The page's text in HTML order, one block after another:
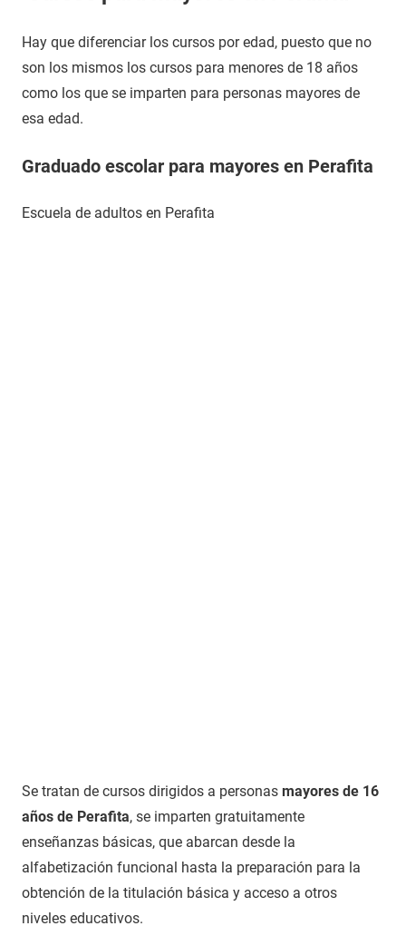
Hay que diferenciar los cursos por edad, puesto que no
son los mismos los cursos para menores de 18 años
como los que se imparten para personas mayores de
esa edad.
Graduado escolar para mayores en Perafita
Escuela de adultos en Perafita
Se tratan de cursos dirigidos a personas mayores de 16
años de Perafita, se imparten gratuitamente
enseñanzas básicas, que abarcan desde la
alfabetización funcional hasta la preparación para la
obtención de la titulación básica y acceso a otros
niveles educativos.